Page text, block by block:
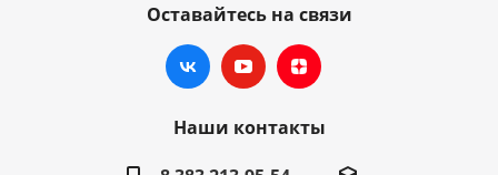
Оставайтесь на связи
Наши контакты